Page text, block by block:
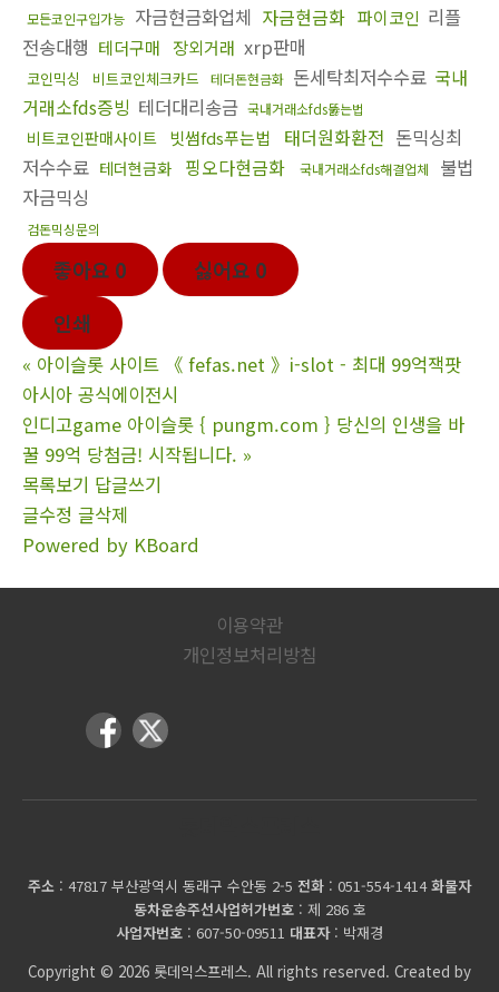
모든코인구입가능 자금현금화업체 자금현금화 파이코인 리플
전송대행 테더구매 장외거래 xrp판매
코인믹싱 비트코인체크카드 테더돈현금화 돈세탁최저수수료 국내
거래소fds증빙 테더대리송금 국내거래소fds뚫는법
비트코인판매사이트 빗썸fds푸는법 태더원화환전 돈믹싱최
저수수료 테더현금화 핑오다현금화 국내거래소fds해결업체
불법
자금믹싱
검돈믹싱문의
좋아요 0 싫어요 0
인쇄
« 아이슬롯 사이트 《 fefas.net 》i-slot - 최대 99억잭팟
아시아 공식에이전시
인디고game 아이슬롯 { pungm.com } 당신의 인생을 바
꿀 99억 당첨금! 시작됩니다. »
목록보기 답글쓰기
글수정 글삭제
Powered by KBoard
이용약관
개인정보처리방침
주소 : 47817 부산광역시 동래구 수안동 2-5 전화 : 051-554-1414화물자
동차운송주선사업허가번호 : 제 286 호
사업자번호 : 607-50-09511 대표자 : 박재경
Copyright © 2026 롯데익스프레스. All rights reserved. Created by